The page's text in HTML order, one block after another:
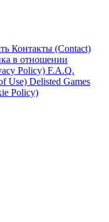
Контакты (Contact)
в отношении
Policy) F.A.Q.
Use) Delisted Games
Policy)